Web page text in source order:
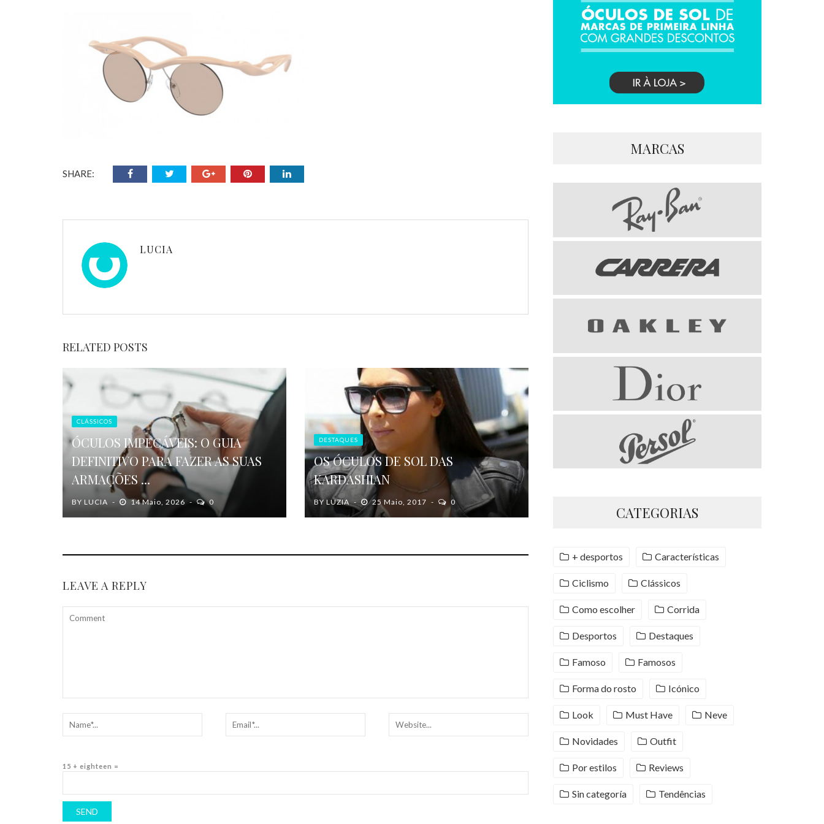
SHARE:
LUCIA
RELATED POSTS
CLÁSSICOS
ÓCULOS IMPECÁVEIS: O GUIA
DEFINITIVO PARA FAZER AS SUAS
ARMAÇÕES ...
BY LUCIA 14 Maio, 2026 0
DESTAQUES
OS ÓCULOS DE SOL DAS
KARDASHIAN
BYLUZIA 25 Maio, 2017 0
LEAVE A REPLY
15 + eighteen =
MARCAS
CATEGORIAS
+ desportos Características
Ciclismo Clássicos
Como escolher Corrida
Desportos Destaques
Famoso Famosos
Forma do rosto Icónico
Look Must Have Neve
Novidades Outfit
Por estilos Reviews
Sin categoría Tendências